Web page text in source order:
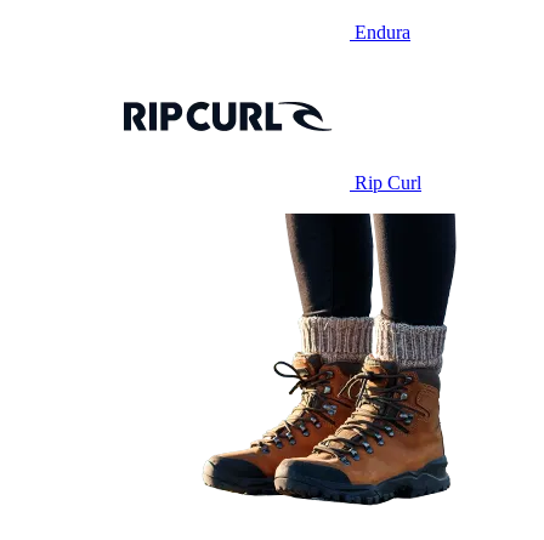
Endura
Rip Curl